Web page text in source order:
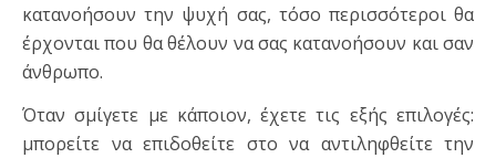
κατανοήσουν την ψυχή σας, τό­σο περισσότεροι θα
έρχονται που θα θέλουν να σας κατανοήσουν και σαν
άνθρωπο.
Όταν σμίγετε με κάποιον, έχετε τις εξής επιλογές:
μπορείτε να επι­δοθείτε στο να αντιληφθείτε την